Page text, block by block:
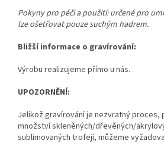
Pokyny pro péči a použití: určené pro
lze ošetřovat pouze suchým hadrem.
Bližší informace o gravírování:
Výrobu realizujeme přímo u nás.
UPOZORNĚNÍ:
Jelikož gravírování je nezvratný proces,
množství skleněných/dřevěných/
sublimovaných trofejí, můžeme